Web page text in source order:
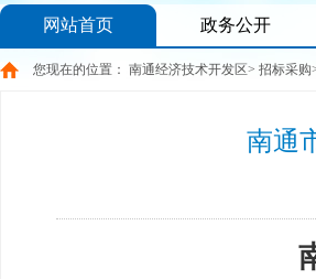
网站首页 政务公开
您现在的位置： 南通经济技术开发区> 招标采购
南通